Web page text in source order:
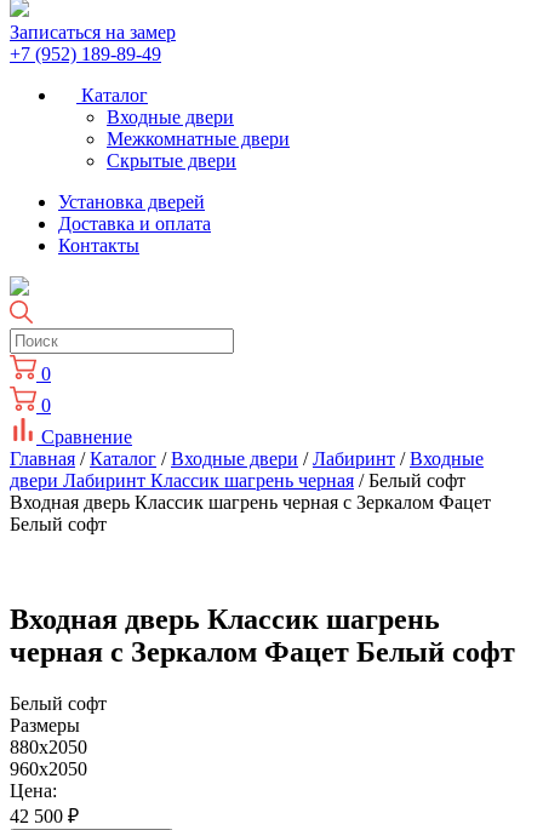
Записаться на замер
+7 (952) 189-89-49
Каталог
Входные двери
Межкомнатные двери
Скрытые двери
Установка дверей
Доставка и оплата
Контакты
0
0
Сравнение
Главная /Каталог /Входные двери /Лабиринт /Входные
двери Лабиринт Классик шагрень черная / Белый софт
Входная дверь Классик шагрень черная с Зеркалом Фацет
Белый софт
Входная дверь Классик шагрень
черная с Зеркалом Фацет Белый софт
Белый софт
Размеры
880x2050
960x2050
Цена:
42 500 ₽